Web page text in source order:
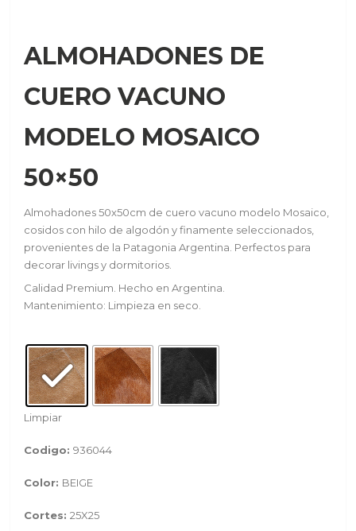
ALMOHADONES DE
CUERO VACUNO
MODELO MOSAICO
50×50
Almohadones 50x50cm de cuero vacuno modelo Mosaico,
cosidos con hilo de algodón y finamente seleccionados,
provenientes de la Patagonia Argentina. Perfectos para
decorar livings y dormitorios.
Calidad Premium. Hecho en Argentina.
Mantenimiento: Limpieza en seco.
Limpiar
Codigo:936044
Color: BEIGE
Cortes:25X25